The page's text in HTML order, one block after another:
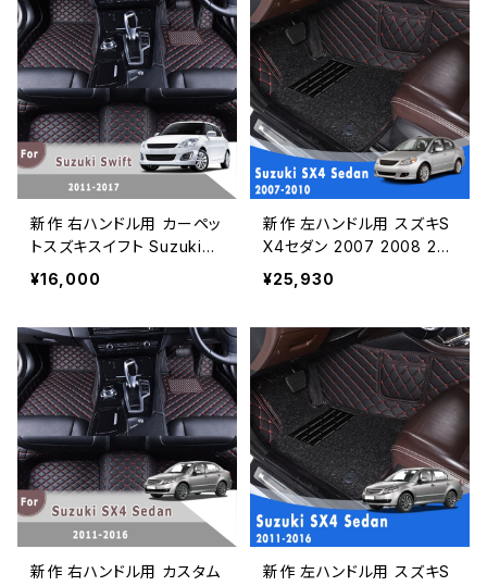
新作 右ハンドル用 カーペッ
トスズキスイフト SuzukiS
wift 2017 2016 2015 201
4 2013 2012 2011 カーフ
プロテクターアクセサリー
カスタムパッド
¥16,000
新作 左ハンドル用 スズキS
X4セダン 2007 2008 20
09 2010 ラグジュアリーダ
ブルレイヤーワイヤーループ
オートインテリアアクセサリ
ーカバー
¥25,930
新作 右ハンドル用 カスタム
新作 左ハンドル用 スズキS